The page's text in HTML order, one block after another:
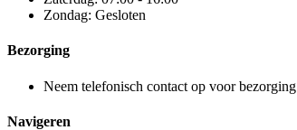
Zondag: Gesloten
Bezorging
Neem telefonisch contact op voor bezorging
Navigeren